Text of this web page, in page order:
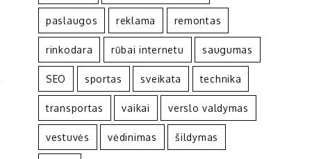
paslaugos reklama remontas
rinkodara rūbai internetu saugumas
SEO sportas sveikata technika
transportas vaikai verslo valdymas
vestuvės vėdinimas šildymas